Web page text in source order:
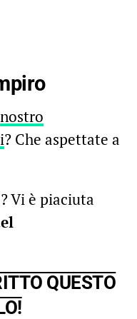
nostro
? Che aspettate a
Vi è piaciuta
QUESTO